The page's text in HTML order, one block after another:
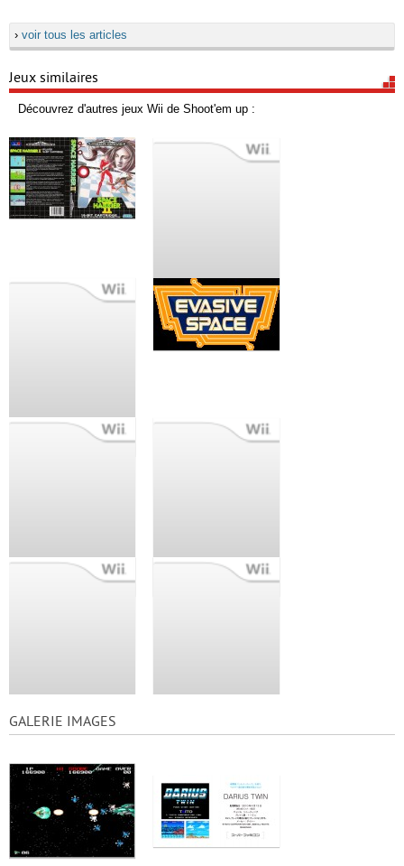
› voir tous les articles
Jeux similaires
Découvrez d'autres jeux Wii de Shoot'em up :
GALERIE IMAGES